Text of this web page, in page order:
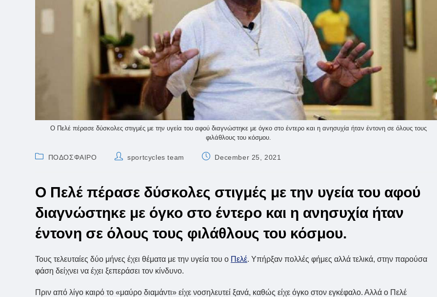
Ο Πελέ πέρασε δύσκολες στιγμές με την υγεία του αφού διαγνώστηκε με όγκο στο έντερο και η ανησυχία ήταν έντονη σε όλους τους
φιλάθλους του κόσμου.
PostΠΟΔΟΣΦΑΙΡΟ
Postsportcycles team
PostDecember 25, 2021
Ο Πελέ πέρασε δύσκολες στιγμές με την υγεία του αφού
διαγνώστηκε με όγκο στο έντερο και η ανησυχία ήταν
έντονη σε όλους τους φιλάθλους του κόσμου.
Τους τελευταίες δύο μήνες έχει θέματα με την υγεία του ο Πελέ. Υπήρξαν πολλές φήμες αλλά τελικά, στην παρούσα
φάση δείχνει να έχει ξεπεράσει τον κίνδυνο.
Πριν από λίγο καιρό το «μαύρο διαμάντι» είχε νοσηλευτεί ξανά, καθώς είχε όγκο στον εγκέφαλο. Αλλά ο Πελέ